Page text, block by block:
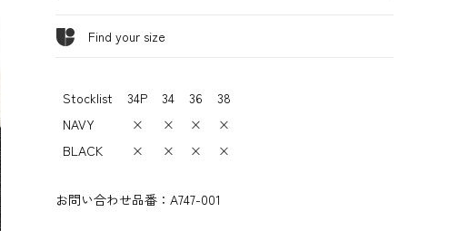
Find your size
Stocklist 34P 34 36
38
NAVY
× × ×
×
BLACK
× × × ×
お問い合わせ品番： A747-001